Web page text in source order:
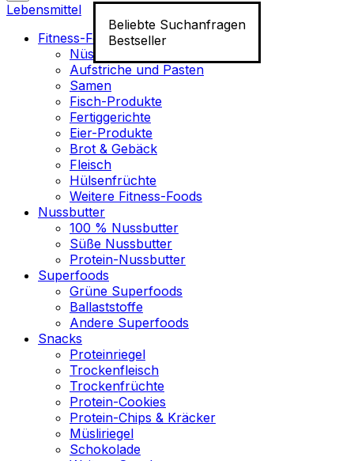
Beliebte Suchanfragen
Bestseller
Lebensmittel
Fitness-Food
Nüsse
Aufstriche und Pasten
Samen
Fisch-Produkte
Fertiggerichte
Eier-Produkte
Brot & Gebäck
Fleisch
Hülsenfrüchte
Weitere Fitness-Foods
Nussbutter
100 % Nussbutter
Süße Nussbutter
Protein-Nussbutter
Superfoods
Grüne Superfoods
Ballaststoffe
Andere Superfoods
Snacks
Proteinriegel
Trockenfleisch
Trockenfrüchte
Protein-Cookies
Protein-Chips & Kräcker
Müsliriegel
Schokolade